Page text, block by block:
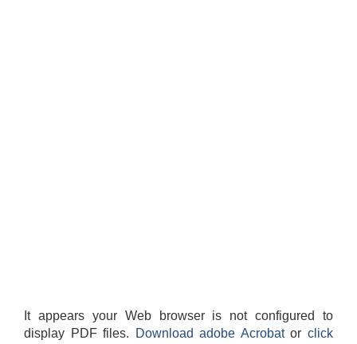
It appears your Web browser is not configured to
display PDF files.
Download adobe Acrobatorclick